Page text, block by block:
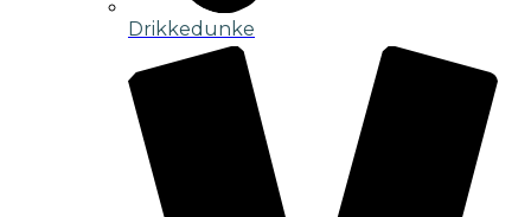
Drikkedunke